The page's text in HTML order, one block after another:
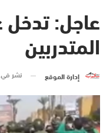
عاجل:
المتدربين
إدارة الموقع نشر في